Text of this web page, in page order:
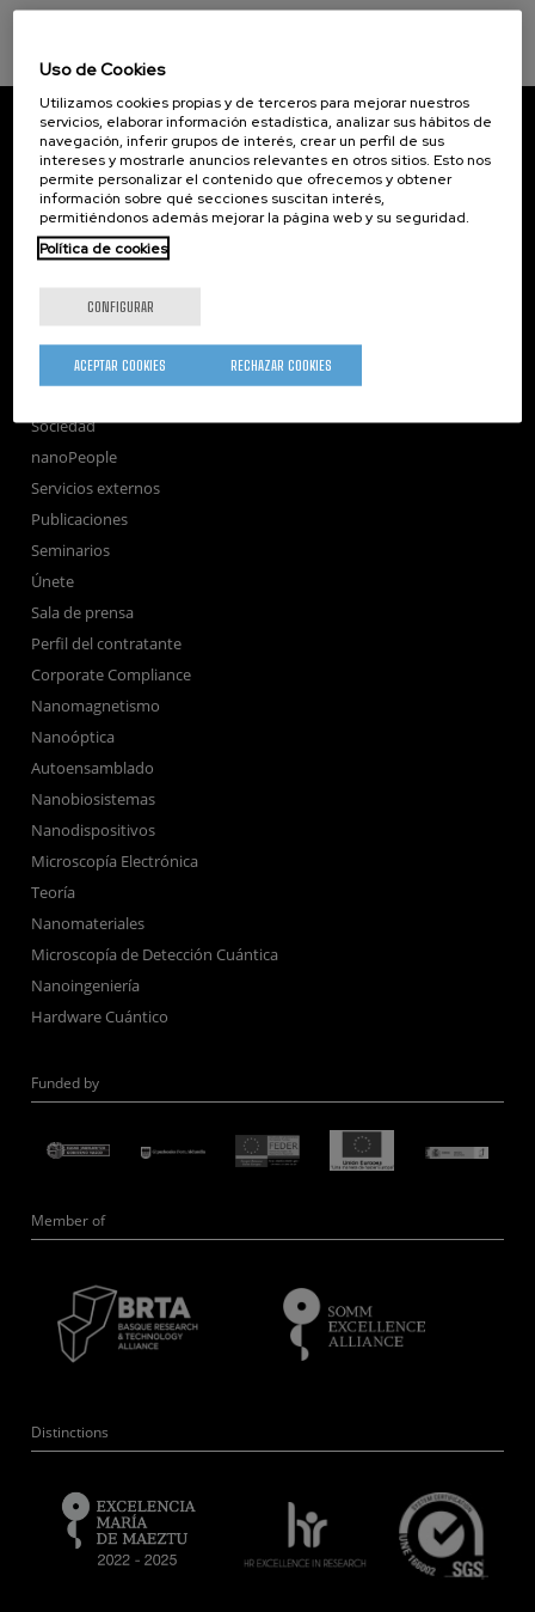
CIC nanoGUNE
Tolosa Hiribidea, 76
E-20018 Donostia / San Sebastian
+34 9... Ver teléfono·nano@nanogune.eu
Subscribe to our Newsletter
nanoGUNE
Transferencia
Sociedad
nanoPeople
Servicios externos
Publicaciones
Seminarios
Únete
Sala de prensa
Perfil del contratante
Corporate Compliance
Nanomagnetismo
Nanoóptica
Autoensamblado
Nanobiosistemas
Nanodispositivos
Microscopía Electrónica
Teoría
Nanomateriales
Microscopía de Detección Cuántica
Nanoingeniería
Hardware Cuántico
Funded by
Member of
Distinctions
Uso de Cookies
Utilizamos cookies propias y de terceros para mejorar nuestros
servicios, elaborar información estadística, analizar sus hábitos de
navegación, inferir grupos de interés, crear un perfil de sus
intereses y mostrarle anuncios relevantes en otros sitios. Esto nos
permite personalizar el contenido que ofrecemos y obtener
información sobre qué secciones suscitan interés,
permitiéndonos además mejorar la página web y su seguridad.
Política de cookies
CONFIGURAR
RECHAZAR COOKIES
ACEPTAR COOKIES